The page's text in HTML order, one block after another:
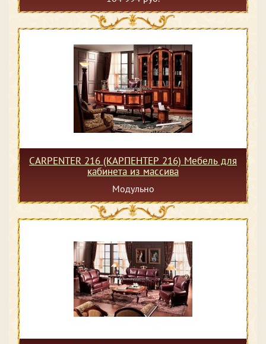
CARPENTER 216 (КАРПЕНТЕР 216) Мебель для
кабинета из массива
Модульно